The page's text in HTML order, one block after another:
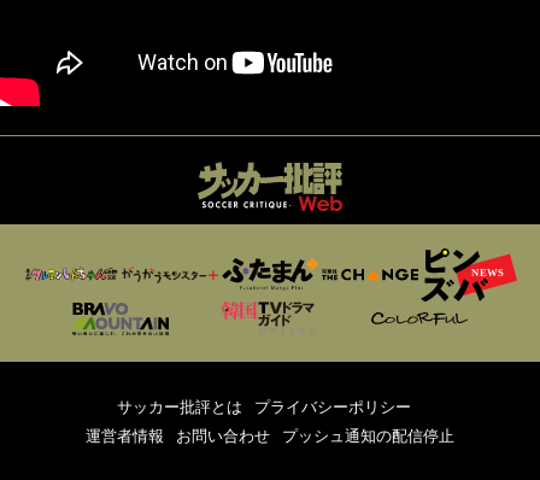
サッカー批評とは
プライバシーポリシー
運営者情報
お問い合わせ プッシュ通知の配信停止